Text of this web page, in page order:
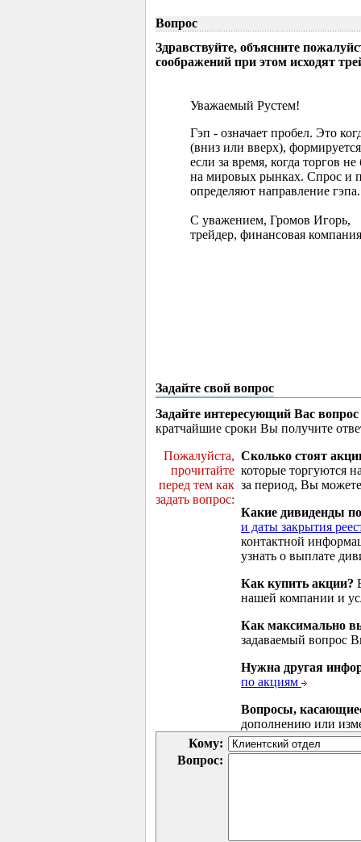
Вопрос
Здравствуйте, объясните
соображений при этом исходят
Уважаемый Рустем!
Гэп - означает пробел. Это
(вниз или вверх),
если за время, когда торгов
на мировых рынках. Спрос и
определяют направление гэпа.
С уважением, Громов Игорь,
трейдер, финансовая
Задайте свой вопрос
Задайте интересующий Вас вопрос
кратчайшие сроки Вы получите
Пожалуйста,
прочитайте
перед тем как
задать вопрос:
Сколько стоят
которые торгуются
за период, Вы
Какие дивиденды
и даты закрытия
контактной
узнать о выплате
Как купить акции?
нашей компании и
Как максимально
задаваемый вопрос
Нужна другая
по акциям
Вопросы,
дополнению или
Кому:
Вопрос: